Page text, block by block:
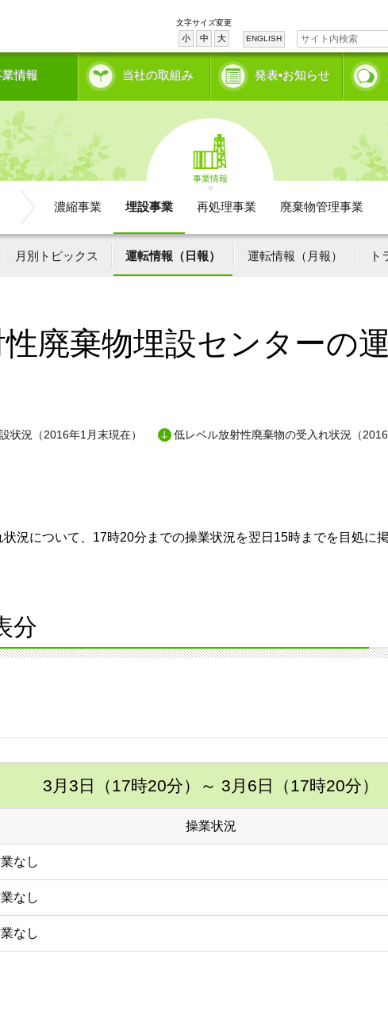
文字サイズ変更
小 中 大 ENGLISH
情報 当社の取組み 発表•お知らせ
事業情報
濃縮事業 埋設事業 再処理事業 廃棄物管理事業
月別トピックス 運転情報（日報） 運転情報（月報） ト
廃棄物埋設センターの
状況（2016年1月末現在）
低レベル放射性廃棄物の受入れ状況（
況について、17時20分までの操業状況を翌日15時までを目処に
分
3月3日（17時20分） ～ 3月6日（17時20分）
操業状況
なし
なし
なし